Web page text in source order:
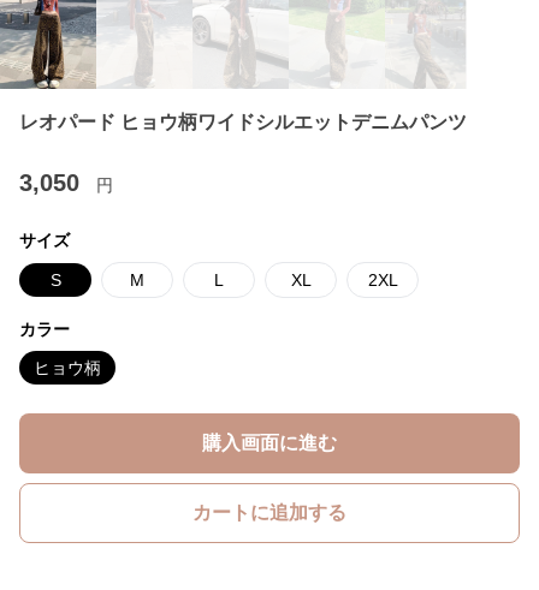
レオパード ヒョウ柄ワイドシルエットデニムパンツ
3,050 円
サイズ
S M L XL 2XL
カラー
ヒョウ柄
購入画面に進む
カートに追加する